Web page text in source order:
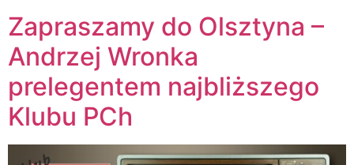
Zapraszamy do Olsztyna –
Andrzej Wronka
prelegentem najbliższego
Klubu PCh